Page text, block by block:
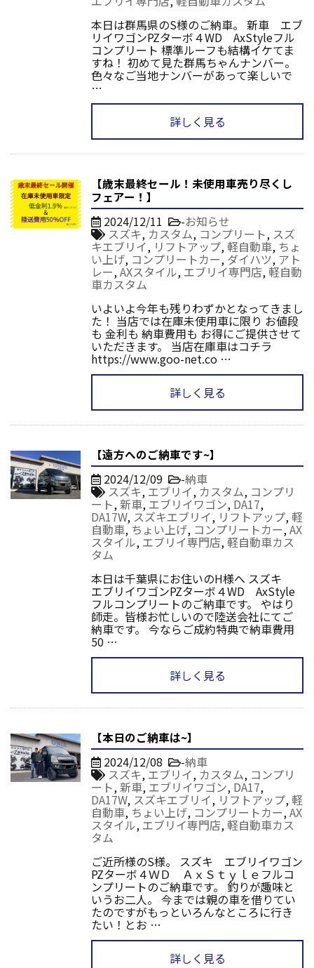
本日は群馬県のS様のご納車。 新車 エブ
リイワゴンPZターボ４WD AxStyleフル
コンプリート 標準ルーフも結構イケてま
すね！ 初めて見た群馬ちゃんナンバー。
色々なご当地ナンバーがあって楽しいで
…
詳しく見る
【歳末最終セール！未使用車売り尽くし
フェアー！】
2024/12/11 -お知らせ
スズキ,カスタム, コンプリート, スズ
キエブリイ, リフトアップ, 軽自動車, ちょ
い上げ, コンプリートカー, ダイハツ, アト
レー,AXスタイル, エブリイ専門店, 軽自動
車カスタム
いよいよ今年も残りわずかとなってきまし
た！ 当店では在庫未使用車に限り お値段
も 金利も 納車費用も お得にご提供させて
いただきます。 当店在庫車はコチラ
https://www.goo-net.co …
詳しく見る
【遠方へのご納車です~】
2024/12/09 -納車
スズキ,エブリイ, カスタム, コンプリ
ート,新車, エブリイワゴン, DA17,
DA17W, スズキエブリイ, リフトアップ, 軽
自動車, ちょい上げ, コンプリートカー,AX
スタイル, エブリイ専門店, 軽自動車カス
タム
本日は千葉県にお住いのH様へ スズキ
エブリイワゴンPZターボ４WD AxStyle
フルコンプリートのご納車です。 やはり
師走。皆様お忙しいので陸送会社にてご
納車です。 今ならご成約特典で納車費用
50 …
詳しく見る
【本日のご納車は~】
2024/12/08 -納車
スズキ,エブリイ, カスタム, コンプリ
ート,新車, エブリイワゴン, DA17,
DA17W, スズキエブリイ, リフトアップ, 軽
自動車, ちょい上げ, コンプリートカー,AX
スタイル, エブリイ専門店, 軽自動車カス
タム
ご近所様のS様。 スズキ エブリイワゴン
PZターボ４ＷＤ ＡｘＳｔｙｌｅフルコ
ンプリートのご納車です。 釣りが趣味と
いうお二人。 今までは親の車を借りてい
たのですがもっといろんなところに行き
たい！とお …
詳しく見る